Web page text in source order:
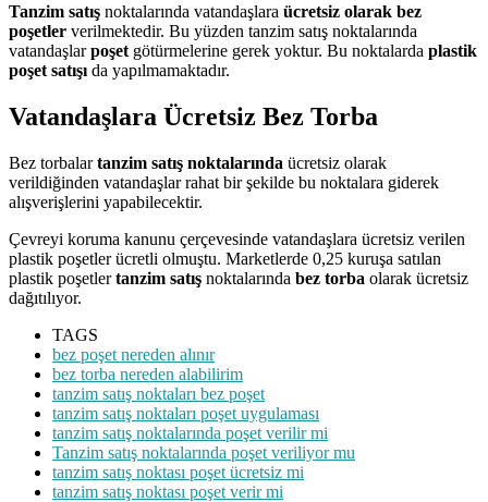
Tanzim satış noktalarında vatandaşlara ücretsiz olarak bez
poşetler verilmektedir. Bu yüzden tanzim satış noktalarında
vatandaşlarpoşet götürmelerine gerek yoktur. Bu noktalarda plastik
poşet satışı da yapılmamaktadır.
Vatandaşlara Ücretsiz Bez Torba
Bez torbalartanzim satış noktalarında ücretsiz olarak
verildiğinden vatandaşlar rahat bir şekilde bu noktalara giderek
alışverişlerini yapabilecektir.
Çevreyi koruma kanunu çerçevesinde vatandaşlara ücretsiz verilen
plastik poşetler ücretli olmuştu. Marketlerde 0,25 kuruşa satılan
plastik poşetlertanzim satış noktalarında bez torba olarak ücretsiz
dağıtılıyor.
TAGS
bez poşet nereden alınır
bez torba nereden alabilirim
tanzim satış noktaları bez poşet
tanzim satış noktaları poşet uygulaması
tanzim satış noktalarında poşet verilir mi
Tanzim satış noktalarında poşet veriliyor mu
tanzim satış noktası poşet ücretsiz mi
tanzim satış noktası poşet verir mi